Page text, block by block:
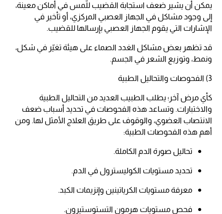
يمكن أن يشير ضعف استجابة القضيب للّمس في أماكن معينة،
إلى وجود مشاكل في الجهاز العصبي المركزي، أو تأخير في
الإشارات التي يقوم الجهاز العصبي بإرسالها للقضيب.
قد تظهر بعض مشاكل الغدد الصماء على هيئة تغيّر في شكل،
ونمط، وتوزيع الشعر في الجسم.
3) الفحوصات والتحاليل الطبية
كأي مرض آخر؛ يطلب الطبيب العديد من التحاليل الطبية
والاختبارات. وتساعد هذه الفحوصات في تحديد أسباب ضعف
الانتصاب العضوي، والوقوف على طريق العلاج الأمثل لها. ومن
أهم هذه الفحوصات الطبية:
تحاليل صورة الدم الكاملة.
تحديد مستويات الكوليسترول في الدم.
معرفة مستويات الكرياتينين وإنزيمات الكبد.
فحص مستويات هرمون التستوستيرون.